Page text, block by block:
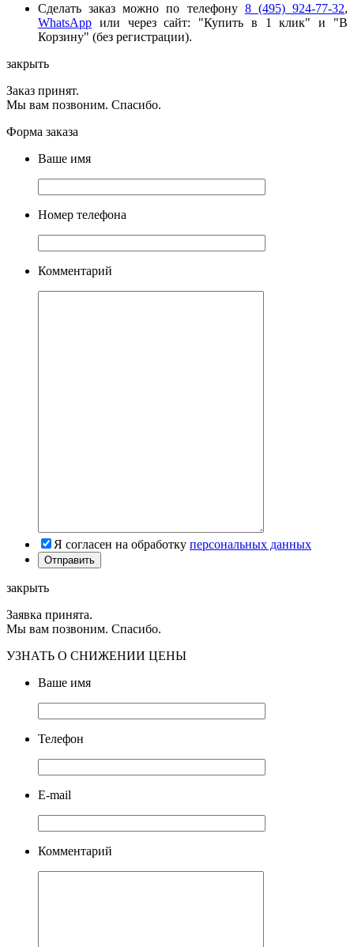
Сделать заказ можно по телефону 8 (495) 924-77-32,
WhatsApp или через сайт: "Купить в 1 клик" и "В
Корзину" (без регистрации).
закрыть
Заказ принят.
Мы вам позвоним. Спасибо.
Форма заказа
Ваше имя
Номер телефона
Комментарий
Я согласен на обработку персональных данных
закрыть
Заявка принята.
Мы вам позвоним. Спасибо.
УЗНАТЬ О СНИЖЕНИИ ЦЕНЫ
Ваше имя
Телефон
E-mail
Комментарий